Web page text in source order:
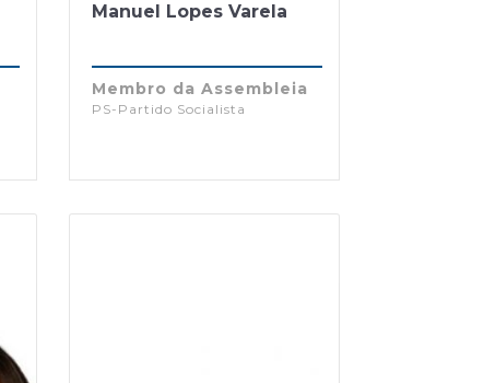
Manuel Lopes Varela
Membro da Assembleia
PS-Partido Socialista